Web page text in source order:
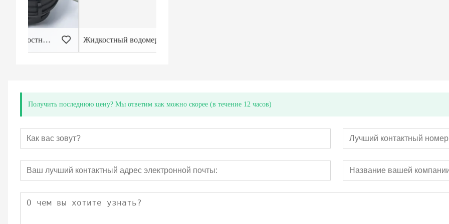
Жидкостный водомер
Получить последнюю цену? Мы ответим как можно скорее (в течение 12 часов)